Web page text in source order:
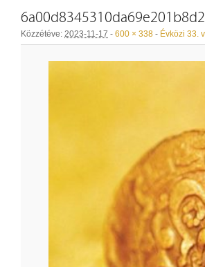
Közzétéve: 2023-11-17 - 600 × 338 - Évközi 33.